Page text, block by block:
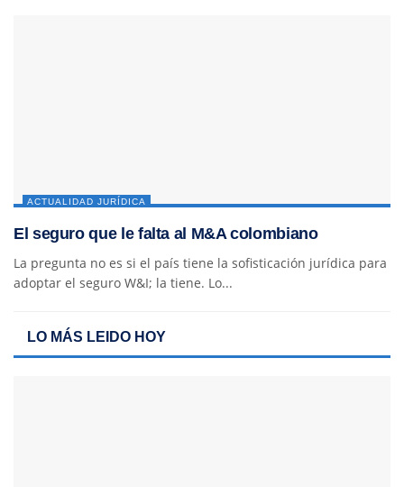
ACTUALIDAD JURÍDICA
El seguro que le falta al M&A colombiano
La pregunta no es si el país tiene la sofisticación jurídica para
adoptar el seguro W&I; la tiene. Lo...
LO MÁS LEIDO HOY